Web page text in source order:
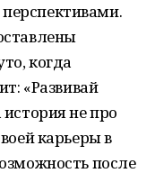
когда
«Развивай
не про
карьеры в
после